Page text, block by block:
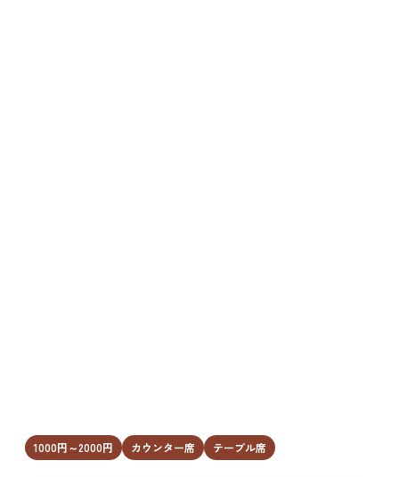
1000円～2000円 カウンター席 テーブル席